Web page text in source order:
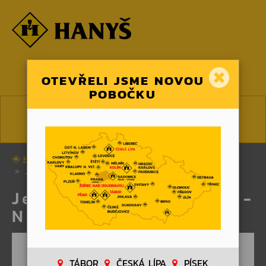
HANYS.CZ
KARIÉRA
Jeřábník Praha západ - Nové Butovice
Jeřábník Praha západ -
Nové Butovice
OTEVŘELI JSME NOVOU
POBOČKU
TÁBOR ČESKÁ LÍPA PÍSEK